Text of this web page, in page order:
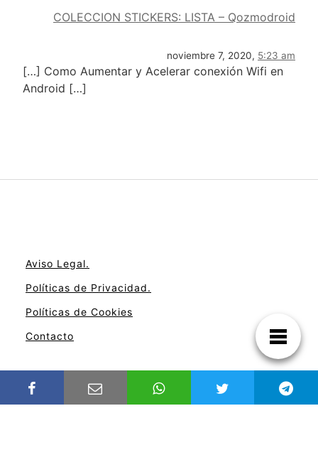
COLECCION STICKERS: LISTA – Qozmodroid
noviembre 7, 2020, 5:23 am
[…] Como Aumentar y Acelerar conexión Wifi en
Android […]
Aviso Legal.
Políticas de Privacidad.
Políticas de Cookies
Contacto